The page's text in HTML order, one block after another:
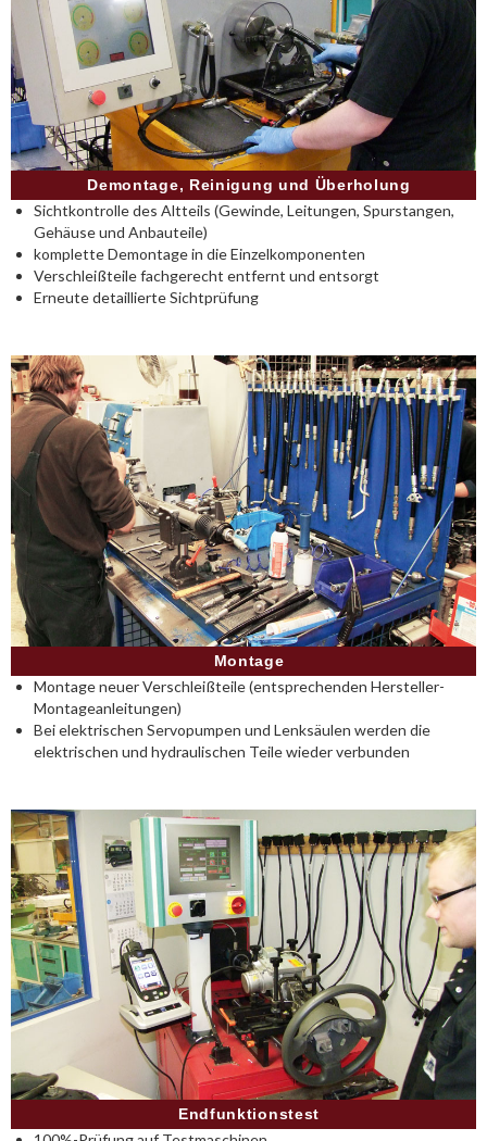
Demontage, Reinigung und Überholung
Sichtkontrolle des Altteils (Gewinde, Leitungen, Spurstangen,
Gehäuse und Anbauteile)
komplette Demontage in die Einzelkomponenten
Verschleißteile fachgerecht entfernt und entsorgt
Erneute detaillierte Sichtprüfung
Montage
Montage neuer Verschleißteile (entsprechenden Hersteller-
Montageanleitungen)
Bei elektrischen Servopumpen und Lenksäulen werden die
elektrischen und hydraulischen Teile wieder verbunden
Endfunktionstest